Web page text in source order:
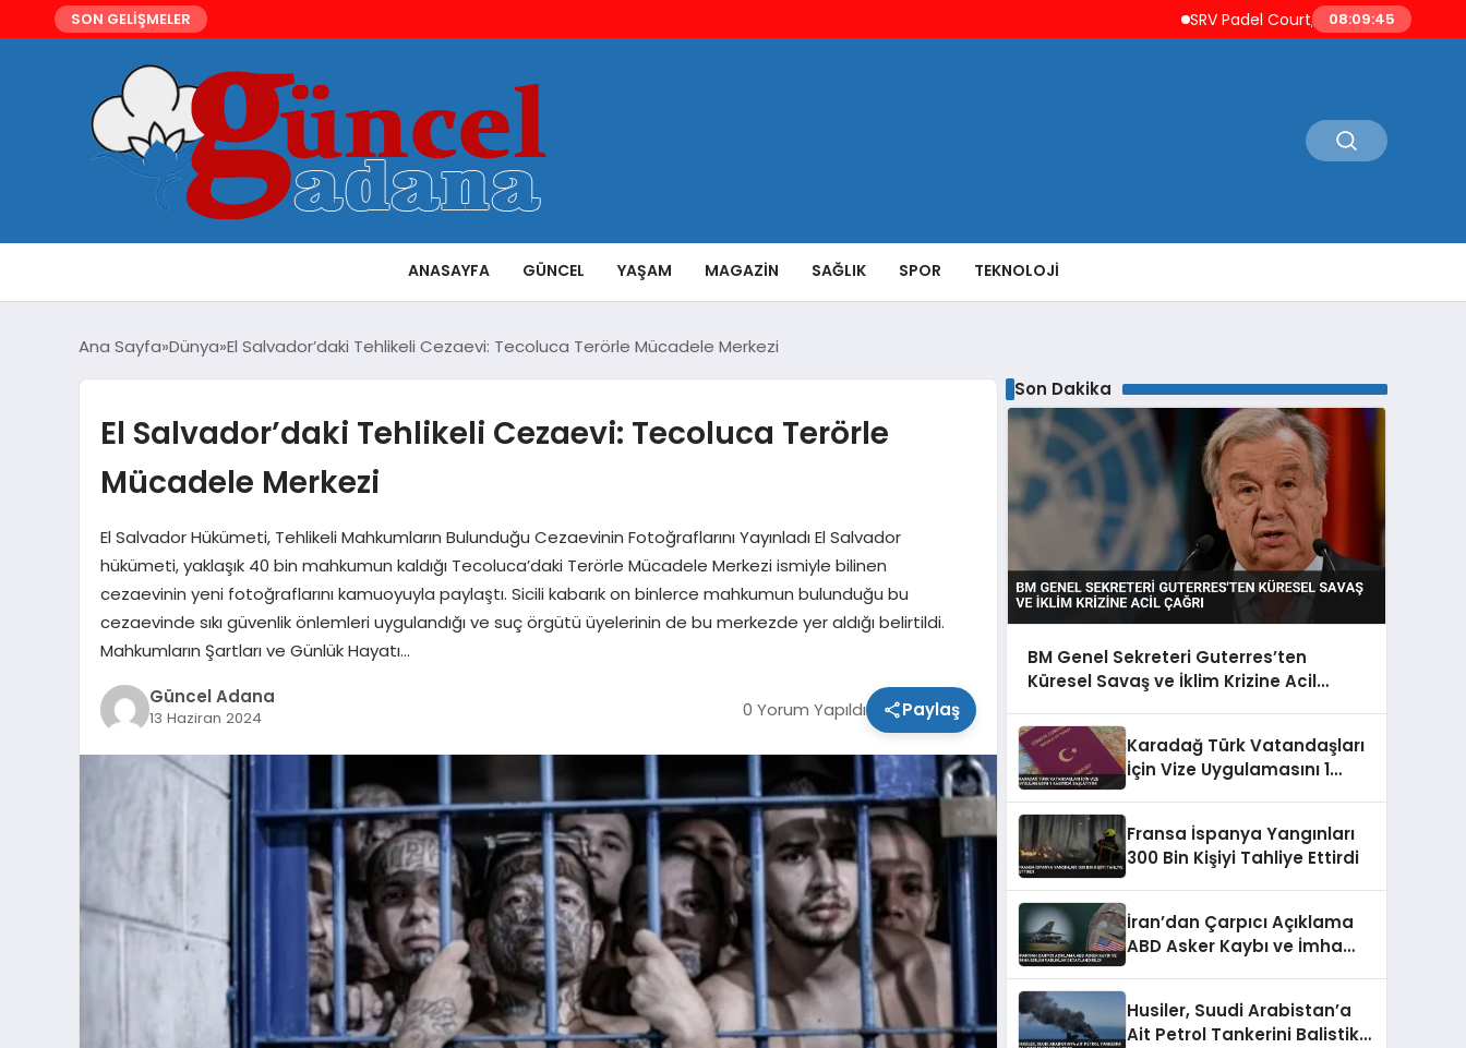
SON GELİŞMELER SRV Padel Court, 24 Ülkeye İhracat
08:09:46
ANASAYFA GÜNCEL YAŞAM MAGAZIN SAĞLIK SPOR TEKNOLOJI
Ana Sayfa Dünya El Salvador’daki Tehlikeli Cezaevi: Tecoluca Terörle Mücadele Merkezi
El Salvador’daki Tehlikeli Cezaevi: Tecoluca Terörle
Mücadele Merkezi
El Salvador Hükümeti, Tehlikeli Mahkumların Bulunduğu Cezaevinin Fotoğraflarını Yayınladı El Salvador
hükümeti, yaklaşık 40 bin mahkumun kaldığı Tecoluca’daki Terörle Mücadele Merkezi ismiyle bilinen
cezaevinin yeni fotoğraflarını kamuoyuyla paylaştı. Sicili kabarık on binlerce mahkumun bulunduğu bu
cezaevinde sıkı güvenlik önlemleri uygulandığı ve suç örgütü üyelerinin de bu merkezde yer aldığı belirtildi.
Mahkumların Şartları ve Günlük Hayatı…
Güncel Adana
13 Haziran 2024 0 Yorum Yapıldı Paylaş
Son Dakika
BM Genel Sekreteri Guterres’ten
Küresel Savaş ve İklim Krizine Acil
Karadağ Türk Vatandaşları
İçin Vize Uygulamasını 1
Fransa İspanya Yangınları
300 Bin Kişiyi Tahliye Ettirdi
İran’dan Çarpıcı Açıklama
ABD Asker Kaybı ve İmha
Husiler, Suudi Arabistan’a
Ait Petrol Tankerini Balistik